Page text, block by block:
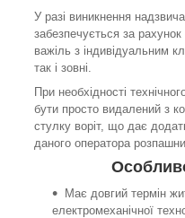
У разі виникнення
забезпечується за
важіль з індивідуальним
так і зовні.
При необхідності
бути просто видалений з
стулку воріт, що дає
даного оператора
Має довгий термін
електромеханічної